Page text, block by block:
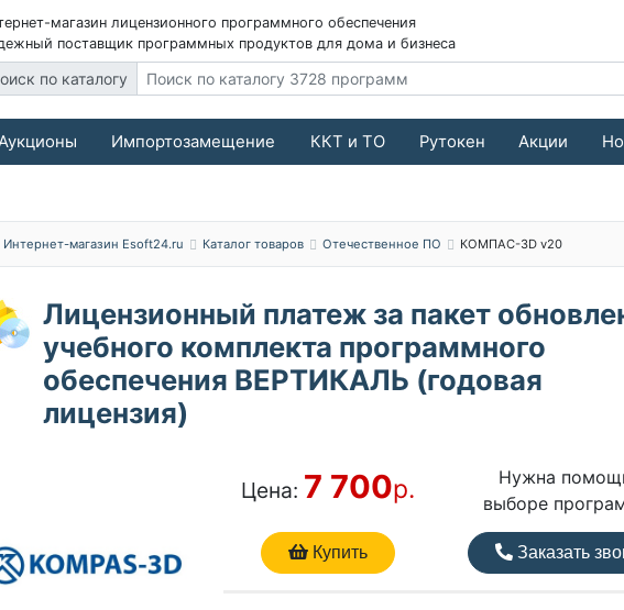
магазин лицензионного программного обеспечения
поставщик программных продуктов для дома и бизнеса
по каталогу
Импортозамещение ККТ и ТО Рутокен Акции
Интернет-магазин Esoft24.ru Каталог товаров Отечественное ПО КОМПАС-3D v20
Лицензионный платеж за пакет
учебного комплекта программного
обеспечения ВЕРТИКАЛЬ (годовая
лицензия)
Цена: 7 700р.
Купить
Нужна
выборе
Заказать